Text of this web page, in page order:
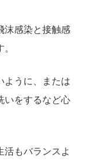
沫感染と接触感
ように、または
いをするなど心
活もバランスよ